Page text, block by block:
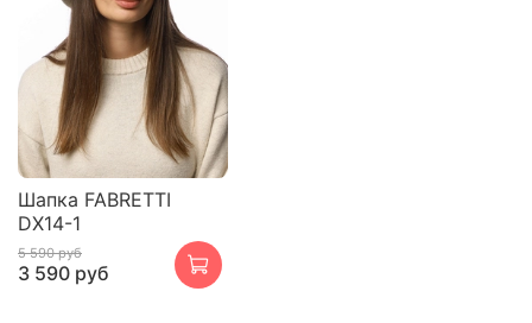
Шапка FABRETTI
DX14-1
5 590 руб
3 590 руб